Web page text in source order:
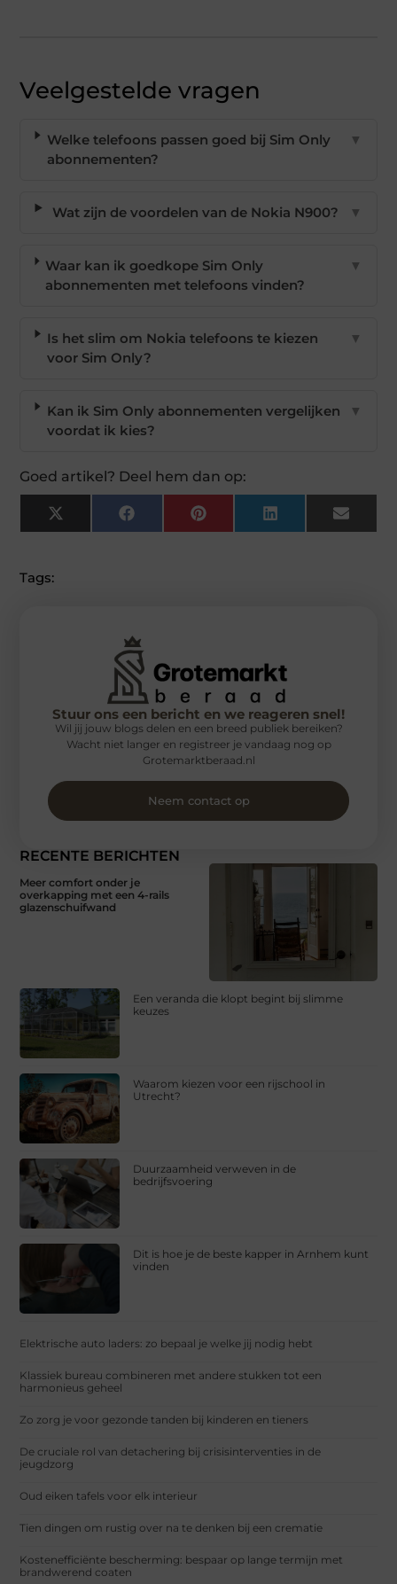
Veelgestelde vragen
Welke telefoons passen goed bij Sim Only
abonnementen?
▼
Wat zijn de voordelen van de Nokia N900? ▼
Waar kan ik goedkope Sim Only
abonnementen met telefoons vinden?
▼
Is het slim om Nokia telefoons te kiezen
voor Sim Only?
▼
Kan ik Sim Only abonnementen vergelijken
voordat ik kies?
▼
Goed artikel? Deel hem dan op:
X
(Twitter)
FacebookPinterest LinkedIn Email
Tags:
RECENTE BERICHTEN
Meer comfort onder je
overkapping met een 4-rails
glazenschuifwand
Een veranda die klopt begint bij slimme
keuzes
Waarom kiezen voor een rijschool in
Utrecht?
Duurzaamheid verweven in de
bedrijfsvoering
Dit is hoe je de beste kapper in Arnhem kunt
vinden
Elektrische auto laders: zo bepaal je welke jij nodig hebt
Klassiek bureau combineren met andere stukken tot een
harmonieus geheel
Zo zorg je voor gezonde tanden bij kinderen en tieners
De cruciale rol van detachering bij crisisinterventies in de
jeugdzorg
Oud eiken tafels voor elk interieur
Tien dingen om rustig over na te denken bij een crematie
Kostenefficiënte bescherming: bespaar op lange termijn met
brandwerend coaten
Stuur ons een bericht en we reageren snel!
Wil jij jouw blogs delen en een breed publiek bereiken?
Wacht niet langer en registreer je vandaag nog op
Grotemarktberaad.nl
Neem contact op